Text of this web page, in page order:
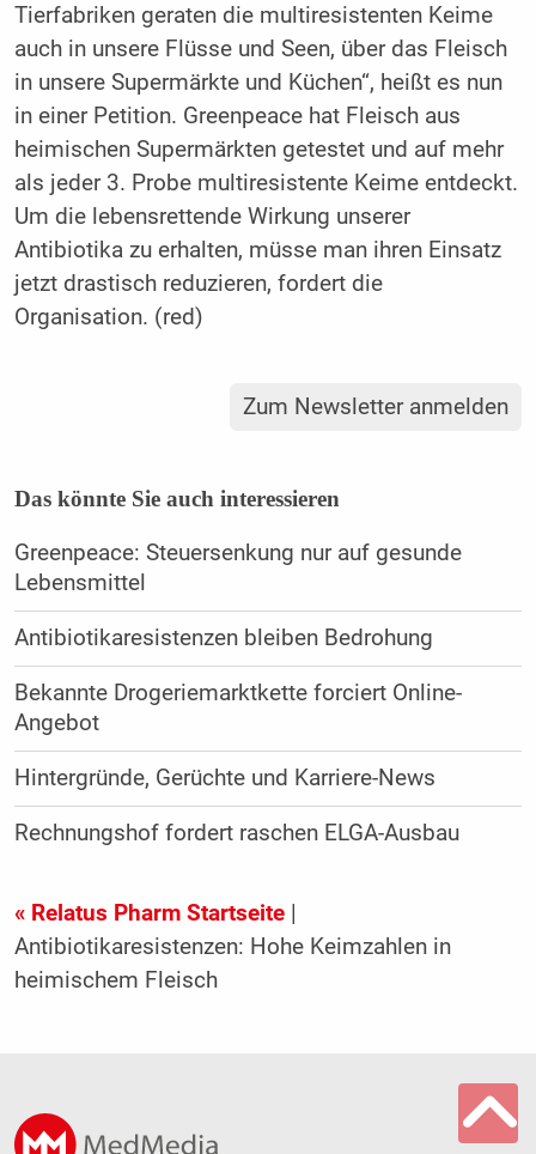
Tierfabriken geraten die multiresistenten Keime
auch in unsere Flüsse und Seen, über das Fleisch
in unsere Supermärkte und Küchen“, heißt es nun
in einer Petition. Greenpeace hat Fleisch aus
heimischen Supermärkten getestet und auf mehr
als jeder 3. Probe multiresistente Keime entdeckt.
Um die lebensrettende Wirkung unserer
Antibiotika zu erhalten, müsse man ihren Einsatz
jetzt drastisch reduzieren, fordert die
Organisation. (red)
Zum Newsletter anmelden
Das könnte Sie auch interessieren
Greenpeace: Steuersenkung nur auf gesunde
Lebensmittel
Antibiotikaresistenzen bleiben Bedrohung
Bekannte Drogeriemarktkette forciert Online-
Angebot
Hintergründe, Gerüchte und Karriere-News
Rechnungshof fordert raschen ELGA-Ausbau
« Relatus Pharm Startseite|
Antibiotikaresistenzen: Hohe Keimzahlen in
heimischem Fleisch